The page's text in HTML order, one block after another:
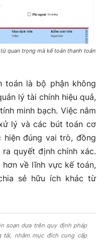
quan trọng mà kế toán thanh toán
toán là bộ phận không
lý tài chính hiệu quả,
minh bạch. Việc nắm
lý và các bút toán cơ
đúng vai trò, đồng
quyết định chính xác.
hơn về lĩnh vực kế toán,
sẻ hữu ích khác từ
soạn dựa trên quy định pháp
nhằm mục đích cung cấp